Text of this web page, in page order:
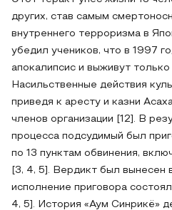
других, став самым
внутреннего терроризма в
убедил учеников, что в 1997
апокалипсис и выживут только
Насильственные действия
приведя к аресту и казни
членов организации [12]. В
процесса подсудимый был
по 13 пунктам обвинения,
[3, 4, 5]. Вердикт был вынесен
исполнение приговора
4, 5]. История «Аум Синрикё»